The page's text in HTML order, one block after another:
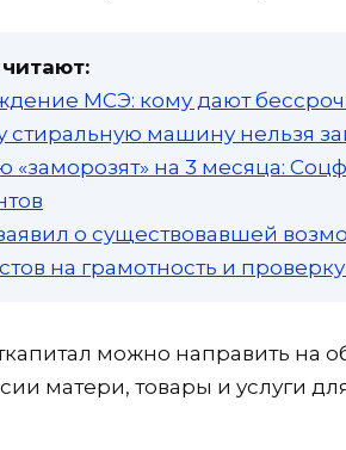
МСЭ: кому дают
стиральную машину нельзя
«заморозят» на 3 месяца:
о существовавшей
на грамотность и
можно направить на
матери, товары и услуги